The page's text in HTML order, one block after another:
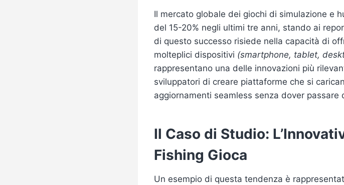
Il mercato globale dei giochi di simulazione e
del 15-20% negli ultimi tre anni, stando ai
di questo successo risiede nella capacità di
molteplici dispositivi (smartphone, tablet,
rappresentano una delle innovazioni più
sviluppatori di creare piattaforme che si
aggiornamenti seamless senza dover passare
Il Caso di Studio:
Fishing Gioca
Un esempio di questa tendenza è